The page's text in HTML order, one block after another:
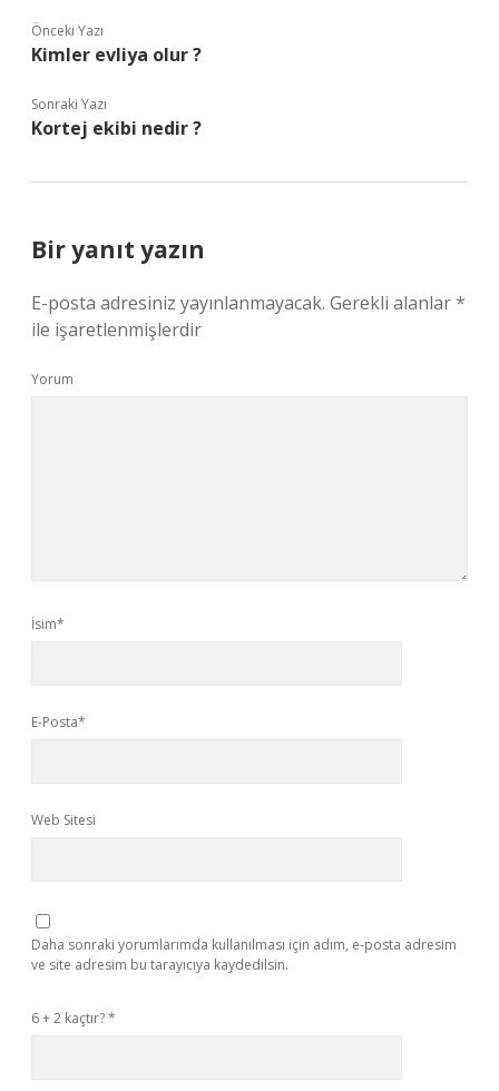
Önceki Yazı
Kimler evliya olur ?
Sonraki Yazı
Kortej ekibi nedir ?
Bir yanıt yazın
E-posta adresiniz yayınlanmayacak. Gerekli alanlar*
ile işaretlenmişlerdir
Yorum
İsim*
E-Posta*
Web Sitesi
Daha sonraki yorumlarımda kullanılması için adım, e-posta adresim
ve site adresim bu tarayıcıya kaydedilsin.
6 + 2 kaçtır?*